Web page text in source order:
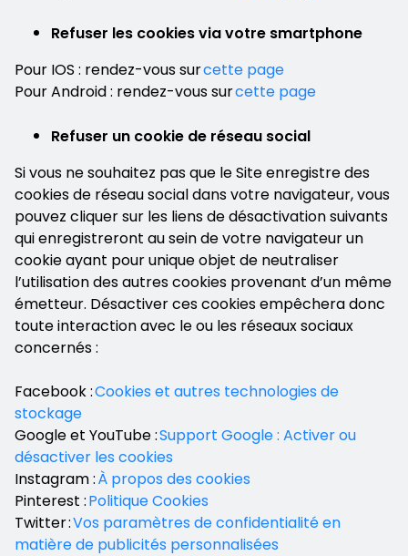
Refuser les cookies via votre smartphone
Pour IOS : rendez-vous surcette page
Pour Android : rendez-vous surcette page
Refuser un cookie de réseau social
Si vous ne souhaitez pas que le Site enregistre des
cookies de réseau social dans votre navigateur, vous
pouvez cliquer sur les liens de désactivation suivants
qui enregistreront au sein de votre navigateur un
cookie ayant pour unique objet de neutraliser
l’utilisation des autres cookies provenant d’un même
émetteur. Désactiver ces cookies empêchera donc
toute interaction avec le ou les réseaux sociaux
concernés :
Facebook :Cookies et autres technologies de
stockage
Google et YouTube :Support Google : Activer ou
désactiver les cookies
Instagram :À propos des cookies
Pinterest :Politique Cookies
Twitter :Vos paramètres de confidentialité en
matière de publicités personnalisées